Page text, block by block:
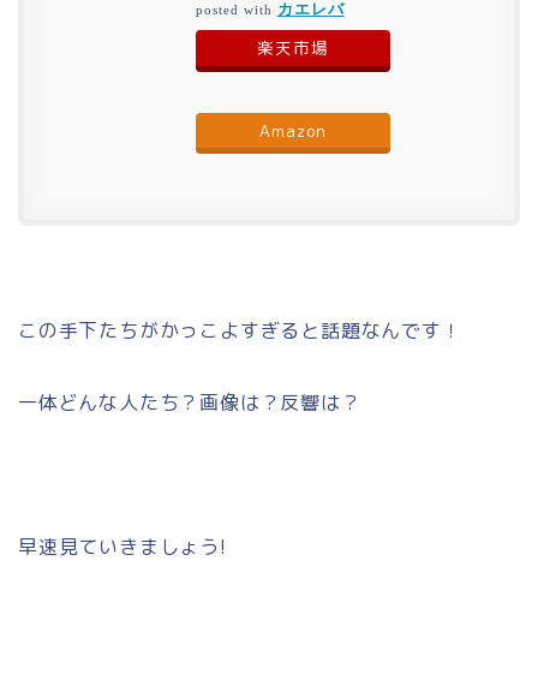
posted with カエレバ
楽天市場
Amazon
この手下たちがかっこよすぎると話題なんです！
一体どんな人たち？画像は？反響は？
早速見ていきましょう!